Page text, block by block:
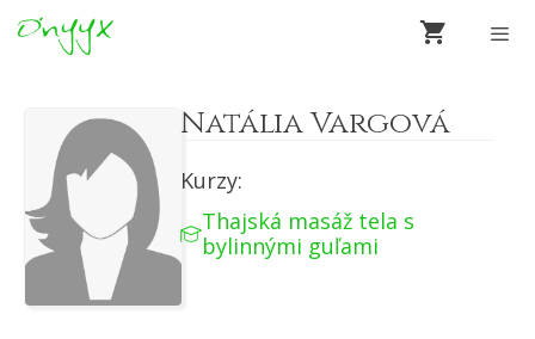
Preskočiť
na
Natália Vargová
Kurzy:
Thajská masáž tela s
bylinnými guľami